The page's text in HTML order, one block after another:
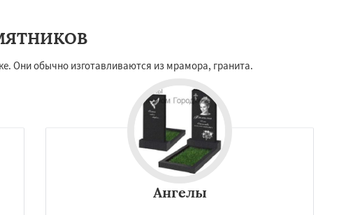
Они обычно изготавливаются из мрамора, гранита.
Ангелы